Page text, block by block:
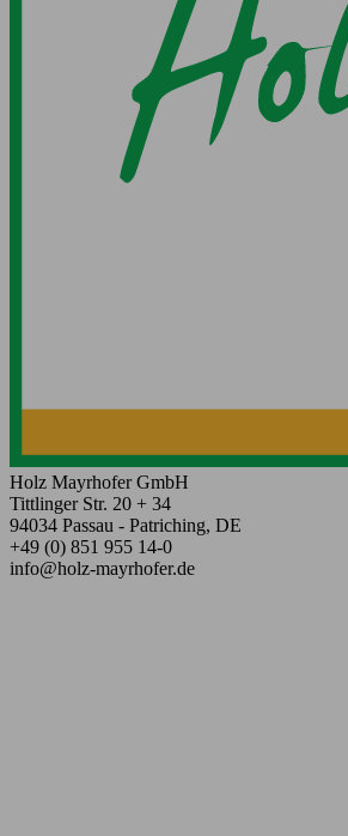
Holz Mayrhofer GmbH
Tittlinger Str. 20 + 34
94034 Passau - Patriching, DE
+49 (0) 851 955 14-0
info@holz-mayrhofer.de